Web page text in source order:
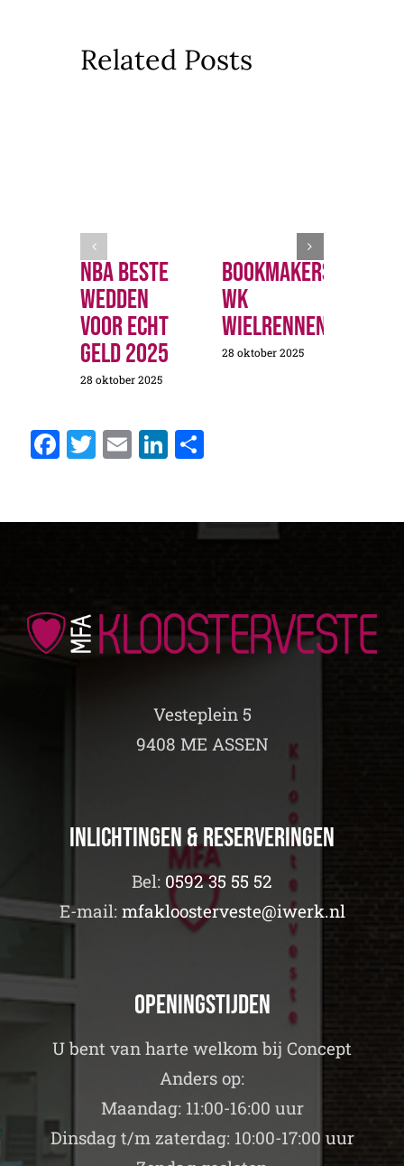
Related Posts
Nba Beste
Wedden
Voor Echt
Geld 2025
28 oktober 2025
Bookmakers
Wk
Wielrennen
28 oktober 2025
Facebook
Twitter
EmailLinkedIn
Vesteplein 5
9408 ME ASSEN
Inlichtingen & Reserveringen
Bel: 0592 35 55 52
E-mail: mfakloosterveste@iwerk.nl
Openingstijden
U bent van harte welkom bij Concept
Anders op:
Maandag: 11:00-16:00 uur
Dinsdag t/m zaterdag: 10:00-17:00 uur